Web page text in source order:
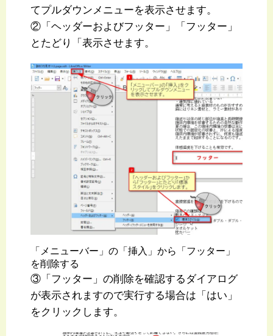
てプルダウンメニューを表示させます。
②「ヘッダーおよびフッター」「フッター」
とたどり「表示させます。
「メニューバー」の「挿入」から「フッター」
を削除する
③「フッター」の削除を確認するダイアログ
が表示されますので実行する場合は「はい」
をクリックします。